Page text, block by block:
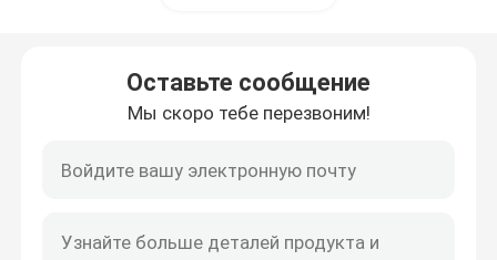
Адвокатуры удара транспортера
кровать удара транспортера
лист полиуретана
Оставьте сообщение
Мы скоро тебе перезвоним!